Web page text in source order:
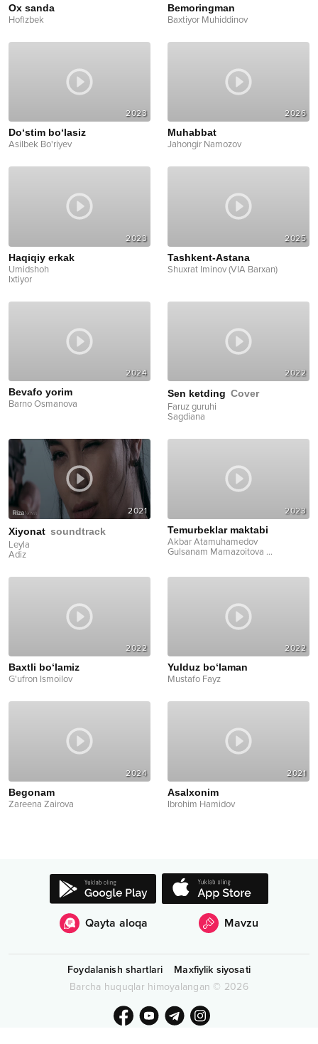
Ox sanda
Hofizbek
Bemoringman
Baxtiyor Muhiddinov
2023
Do‘stim bo‘lasiz
Asilbek Bo'riyev
2026
Muhabbat
Jahongir Namozov
2023
Haqiqiy erkak
Umidshoh
Ixtiyor
2025
Tashkent-Astana
Shuxrat Iminov (VIA Barxan)
2024
Bevafo yorim
Barno Osmanova
2022
Sen ketding Cover
Faruz guruhi
Sagdiana
2021
Xiyonat soundtrack
Leyla
Adiz
2023
Temurbeklar maktabi
Akbar Atamuhamedov
Gulsanam Mamazoitova ...
2022
Baxtli bo‘lamiz
G'ufron Ismoilov
2022
Yulduz bo‘laman
Mustafo Fayz
2024
Begonam
Zareena Zairova
2021
Asalxonim
Ibrohim Hamidov
Qayta aloqa Mavzu
Foydalanish shartlari
Maxfiylik siyosati
Barcha huquqlar himoyalangan © 2026